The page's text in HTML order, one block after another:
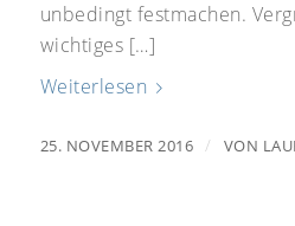
unbedingt festmachen.
wichtiges […]
Weiterlesen
25. NOVEMBER 2016 / VON